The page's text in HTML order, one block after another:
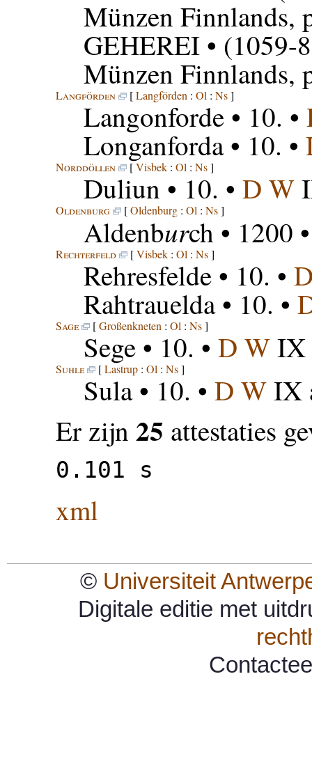
Münzen Finnlands,
GEHEREI• (1059-
Münzen Finnlands,
Langförden [Langförden : Ol : Ns]
Langonforde• 10. •
Longanforda• 10. •
Norddöllen [Visbek: Ol : Ns]
Duliun • 10. • D W
Oldenburg [Oldenburg: Ol : Ns]
Aldenburch • 1200
Rechterfeld [Visbek: Ol : Ns]
Rehresfelde• 10. •
Rahtrauelda• 10. •
Sage [Großenkneten : Ol : Ns]
Sege• 10. • D WIX
Suhle [Lastrup: Ol : Ns]
Sula• 10. • D WIX
Er zijn 25 attestaties
0.101 s
xml
© Universiteit
Digitale editie met